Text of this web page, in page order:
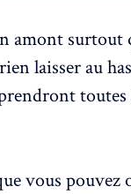
amont
laisser au
toutes
vous pouvez